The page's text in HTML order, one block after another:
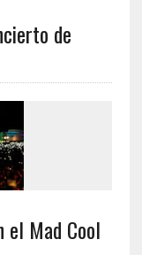
de
el Mad Cool